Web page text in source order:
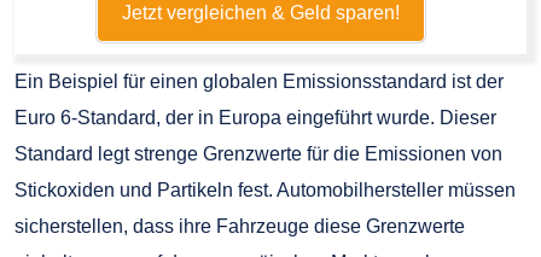
Jetzt vergleichen & Geld sparen!
Ein Beispiel für einen globalen Emissionsstandard ist der
Euro 6-Standard, der in Europa eingeführt wurde. Dieser
Standard legt strenge Grenzwerte für die Emissionen von
Stickoxiden und Partikeln fest. Automobilhersteller müssen
sicherstellen, dass ihre Fahrzeuge diese Grenzwerte